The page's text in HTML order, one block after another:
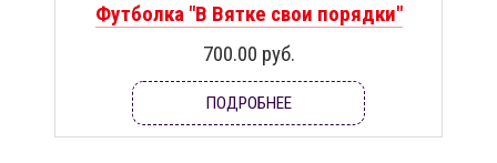
Футболка "В Вятке свои порядки"
700.00 руб.
ПОДРОБНЕЕ